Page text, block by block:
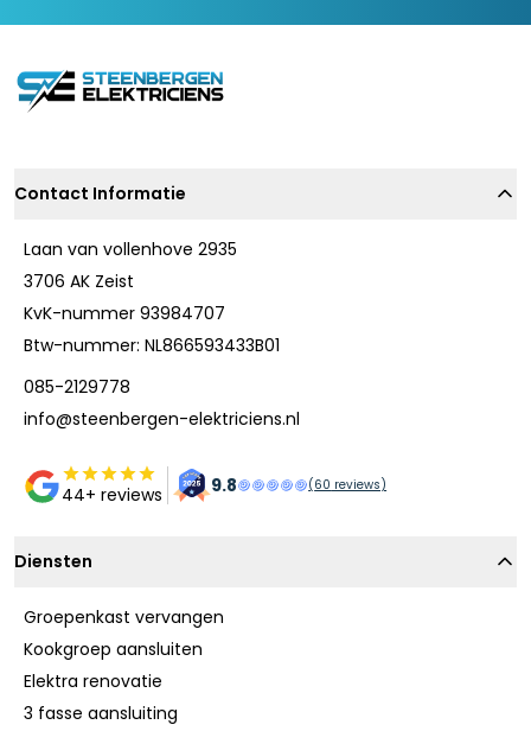
Contact Informatie
Laan van vollenhove 2935
3706 AK Zeist
KvK-nummer 93984707
Btw-nummer: NL866593433B01
085-2129778
info@steenbergen-elektriciens.nl
44+ reviews 9.8 (60 reviews)
Diensten
Groepenkast vervangen
Kookgroep aansluiten
Elektra renovatie
3 fasse aansluiting